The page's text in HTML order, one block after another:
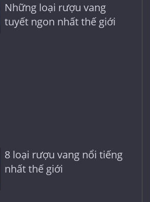
Những loại rượu vang
tuyết ngon nhất thế giới
8 loại rượu vang nổi tiếng
nhất thế giới